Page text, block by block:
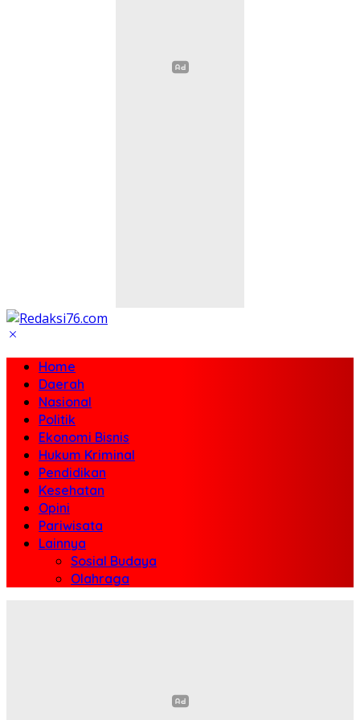
Home
Daerah
Nasional
Politik
Ekonomi Bisnis
Hukum Kriminal
Pendidikan
Kesehatan
Opini
Pariwisata
Lainnya
Sosial Budaya
Olahraga